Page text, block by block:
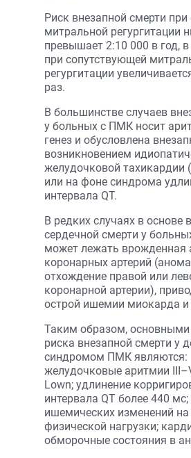
Риск внезапной смерти при
митральной регургитации
превышает 2:10 000 в год,
при сопутствующей
регургитации
раз.
В большинстве случаев
у больных с ПМК носит
генез и обусловлена
возникновением
желудочковой тахикардии
или на фоне синдрома
интервала QT.
В редких случаях в основе
сердечной смерти у
может лежать врожденная
коронарных артерий
отхождение правой или
коронарной артерии),
острой ишемии миокарда и
Таким образом,
риска внезапной смерти у
синдромом ПМК являются:
желудочковые аритмии
Lown; удлинение
интервала QT более 440
ишемических изменений
физической нагрузки;
обморочные состояния в